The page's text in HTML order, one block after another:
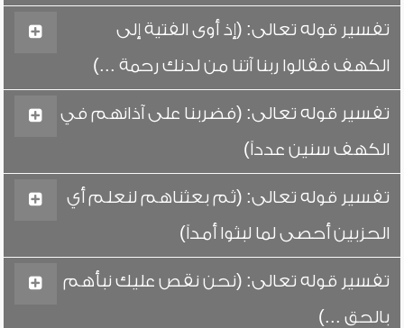
تفسير قوله تعالى: (إذ أوى الفتية إلى
الكهف فقالوا ربنا آتنا من لدنك رحمة ...)
تفسير قوله تعالى: (فضربنا على آذانهم في
الكهف سنين عدداً)
تفسير قوله تعالى: (ثم بعثناهم لنعلم أي
الحزبين أحصى لما لبثوا أمداً)
تفسير قوله تعالى: (نحن نقص عليك نبأهم
بالحق ...)